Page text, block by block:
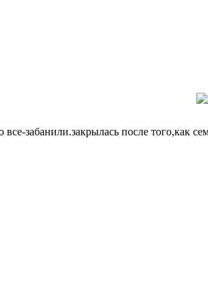
забанили.закрылась после того,как